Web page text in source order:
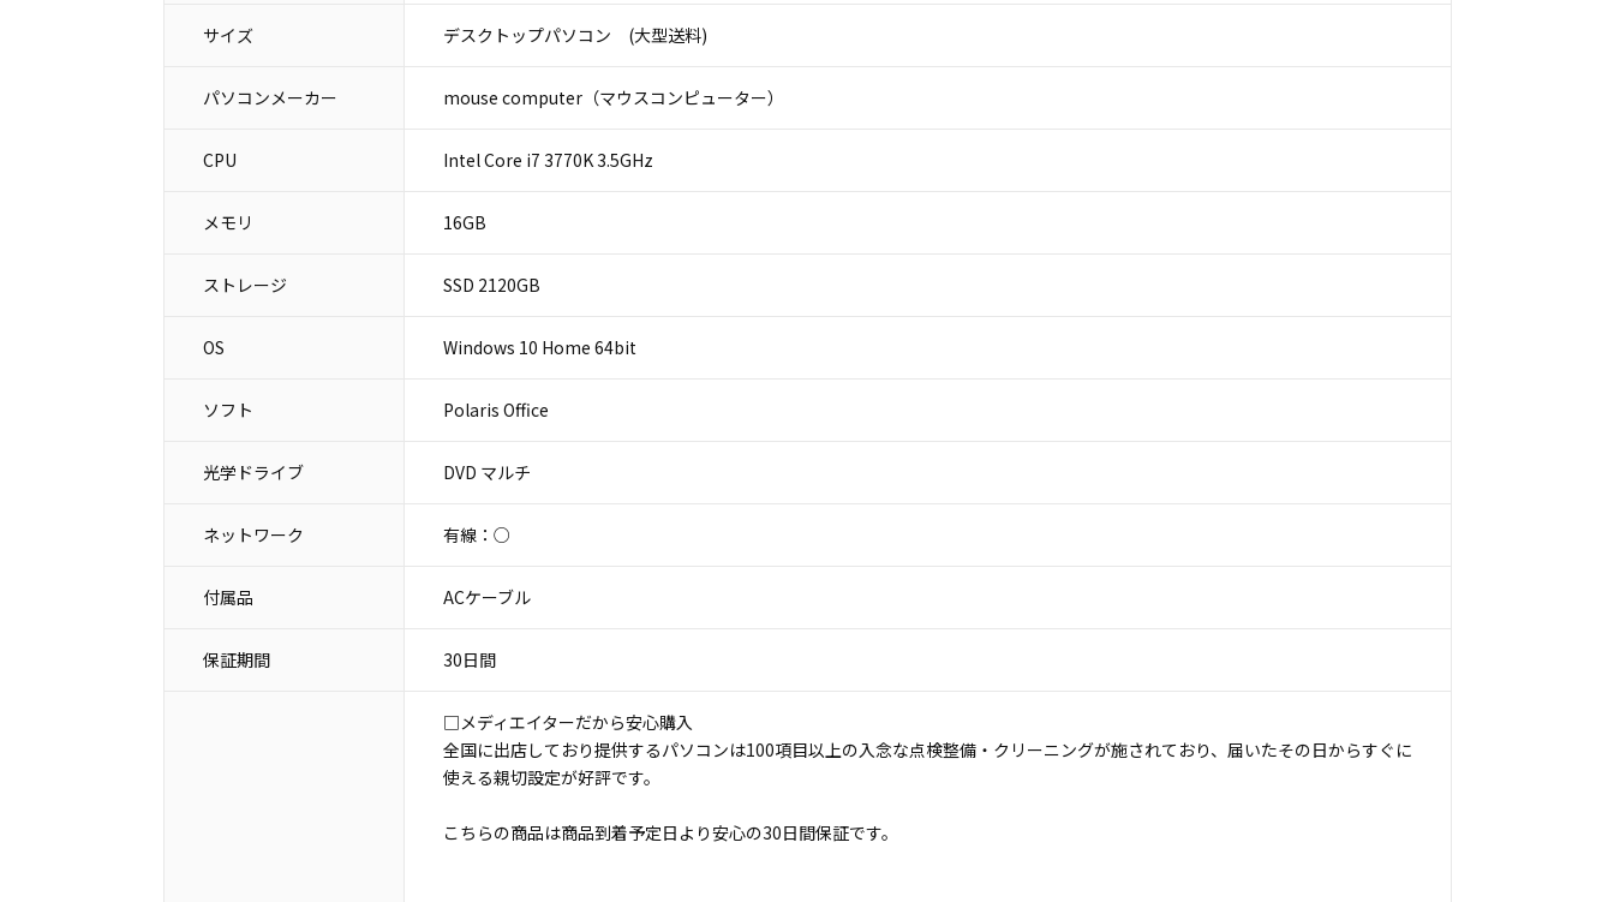
サイズ デスクトップパソコン (大型送料)
パソコンメーカー mouse computer（マウスコンピューター）
CPU Intel Core i7 3770K 3.5GHz
メモリ 16GB
ストレージ SSD 2120GB
OS Windows 10 Home 64bit
ソフト Polaris Office
光学ドライブ DVD マルチ
ネットワーク 有線：○
付属品 ACケーブル
保証期間 30日間
□メディエイターだから安心購入
全国に出店しており提供するパソコンは100項目以上の入念な点検整備・クリーニングが施されており、届いたその日からすぐに
使える親切設定が好評です。
こちらの商品は商品到着予定日より安心の30日間保証です。